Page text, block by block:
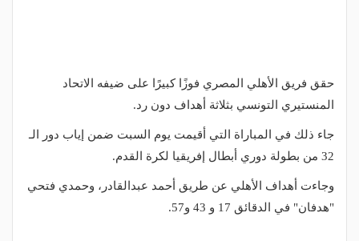
حقق فريق الأهلي المصري فوزًا كبيرًا على ضيفه الاتحاد
المنستيري التونسي بثلاثة أهداف دون رد.
جاء ذلك في المباراة التي أقيمت يوم السبت ضمن إياب دور الـ
32 من بطولة دوري أبطال إفريقيا لكرة القدم.
وجاءت أهداف الأهلي عن طريق أحمد عبدالقادر، وحمدي فتحي
"هدفان" في الدقائق 17 و 43 و57.